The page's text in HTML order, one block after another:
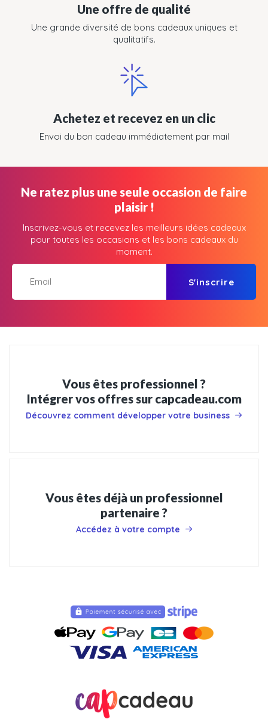
Une offre de qualité
Une grande diversité de bons cadeaux uniques et
qualitatifs.
Achetez et recevez en un clic
Envoi du bon cadeau immédiatement par mail
Ne ratez plus une seule occasion de faire
plaisir !
Inscrivez-vous et recevez les meilleurs idées cadeaux
pour toutes les occasions et les bons cadeaux du
moment.
S'inscrire
Vous êtes professionnel ?
Intégrer vos offres sur capcadeau.com
Découvrez comment développer votre business
Vous êtes déjà un professionnel
partenaire ?
Accédez à votre compte